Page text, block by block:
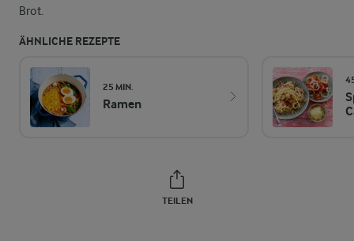
Brot.
ÄHNLICHE REZEPTE
25 MIN.
Ramen
TEILEN